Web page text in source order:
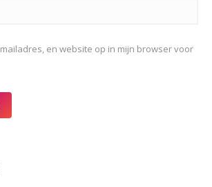
en website op in mijn browser voor